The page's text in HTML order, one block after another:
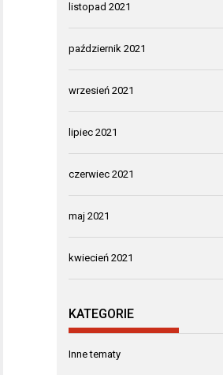
listopad 2021
październik 2021
wrzesień 2021
lipiec 2021
czerwiec 2021
maj 2021
kwiecień 2021
KATEGORIE
Inne tematy